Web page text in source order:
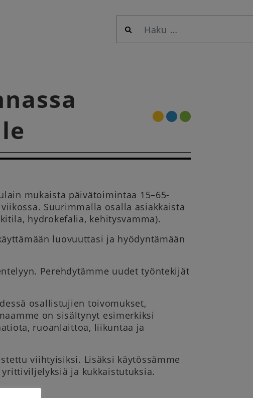
mukaista päivätoimintaa 15–65-
Suurimmalla osalla asiakkaista
hydrokefalia, kehitysvamma).
luovuuttasi ja hyödyntämään
Perehdytämme uudet työntekijät
osallistujien toivomukset,
on sisältynyt esimerkiksi
ruoanlaittoa, liikuntaa ja
viihtyisiksi. Lisäksi käytössämme
ja kukkaistutuksia.